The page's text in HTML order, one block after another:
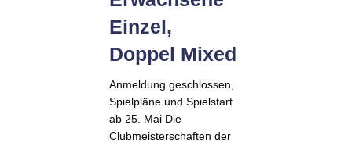
Einzel,
Doppel Mixed
Anmeldung geschlossen,
Spielpläne und Spielstart
ab 25. Mai Die
Clubmeisterschaften der